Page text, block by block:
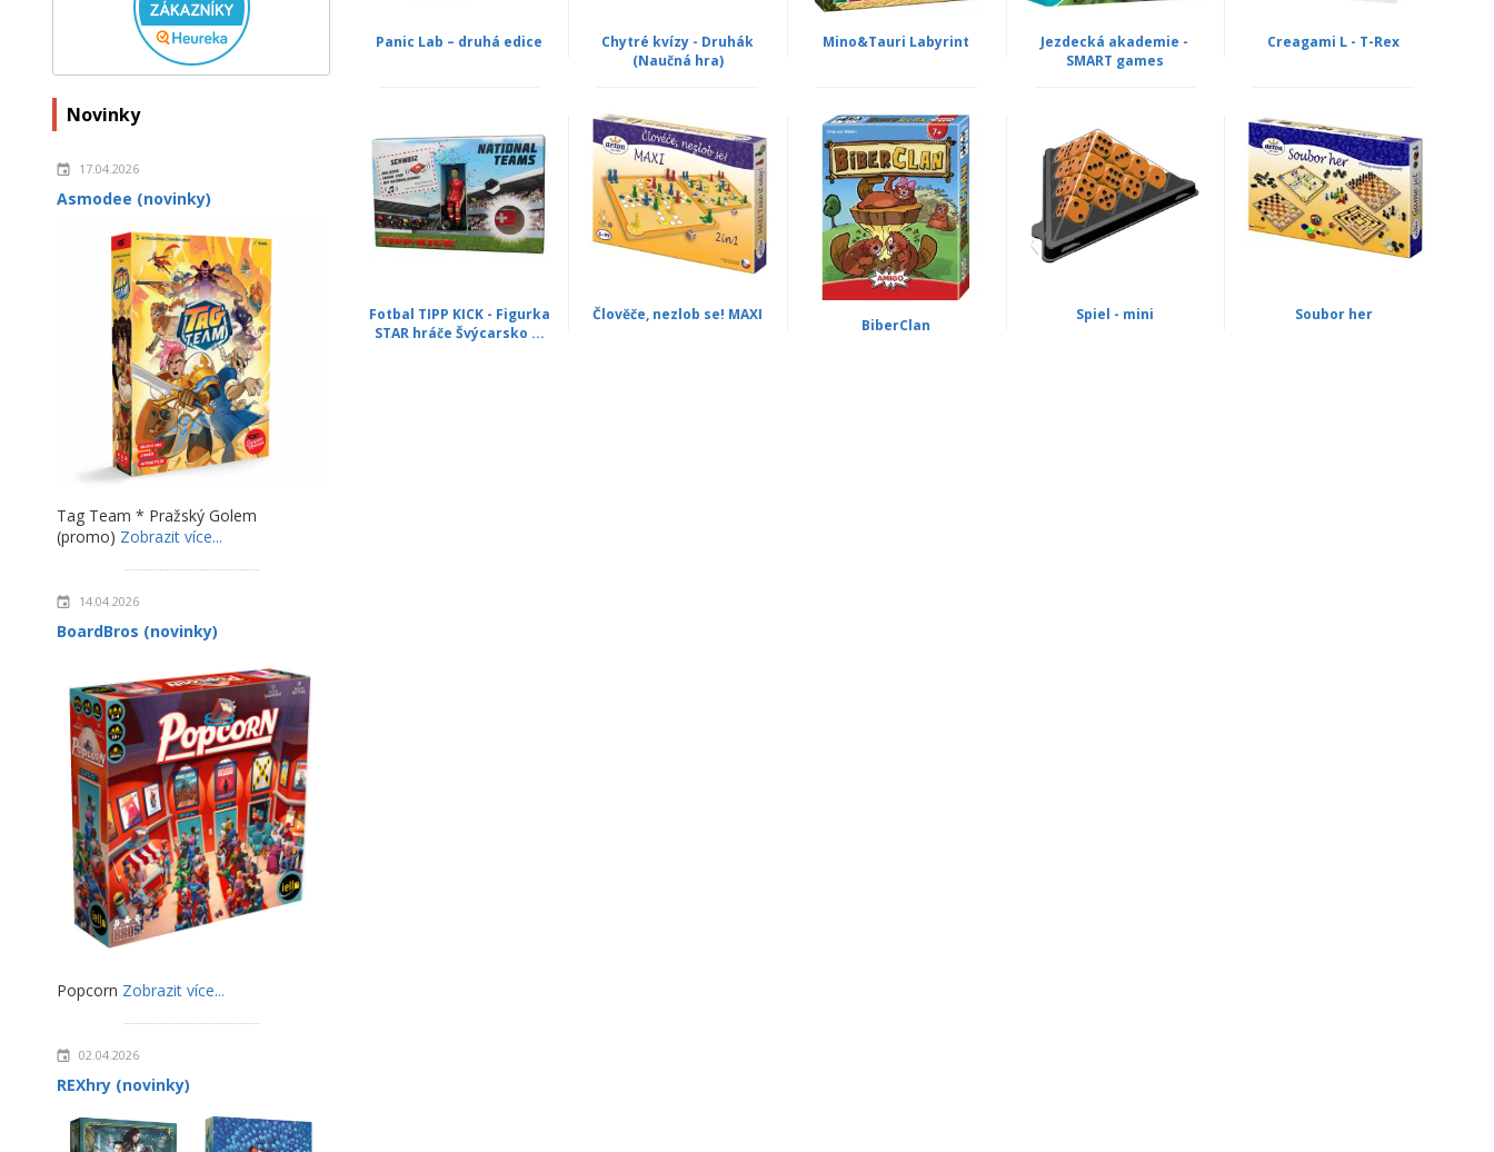
Novinky
17.04.2026
Asmodee (novinky)
Tag Team * Pražský Golem
(promo) Zobrazit více...
14.04.2026
BoardBros (novinky)
Popcorn Zobrazit více...
02.04.2026
REXhry (novinky)
Panic Lab – druhá edice
Chytré kvízy - Druhák
(Naučná hra)
Mino&Tauri Labyrint
Jezdecká akademie -
SMART games
Creagami L - T-Rex
Fotbal TIPP KICK - Figurka
STAR hráče Švýcarsko ...
Člověče, nezlob se! MAXI
BiberClan
Spiel - mini Soubor her